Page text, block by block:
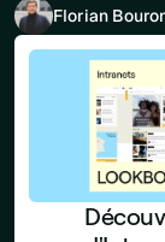
Florian